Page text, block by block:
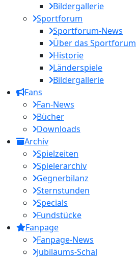
Bildergallerie
Sportforum
Sportforum-News
Über das Sportforum
Historie
Länderspiele
Bildergallerie
Fans
Fan-News
Bücher
Downloads
Archiv
Spielzeiten
Spielerarchiv
Gegnerbilanz
Sternstunden
Specials
Fundstücke
Fanpage
Fanpage-News
Jubiläums-Schal